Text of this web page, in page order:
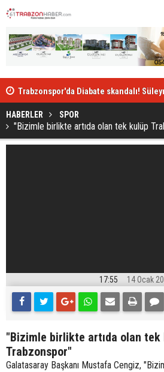
Trabzonspor'da Diabate skandalı!
uyarmış
HABERLER SPOR
"Bizimle birlikte artıda olan tek kulüp
17:55 14 Ocak
"Bizimle birlikte artıda olan tek
Trabzonspor"
Galatasaray Başkanı Mustafa Cengiz,